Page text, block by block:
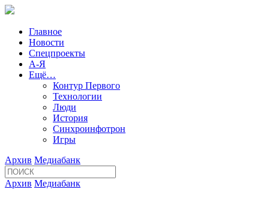
Главное
Новости
Спецпроекты
А-Я
Ещё…
Контур Первого
Технологии
Люди
История
Синхроинфотрон
Игры
Архив Медиабанк
Архив Медиабанк